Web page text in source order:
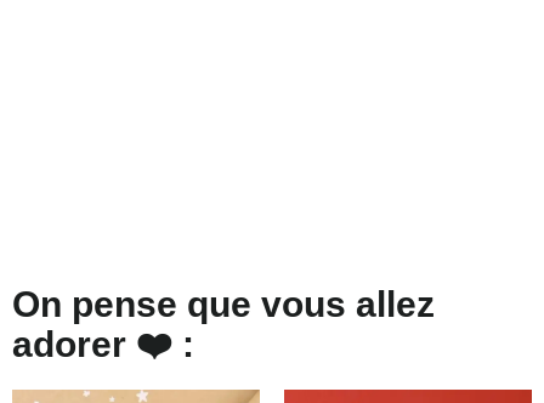
On pense que vous allez
adorer ❤️ :